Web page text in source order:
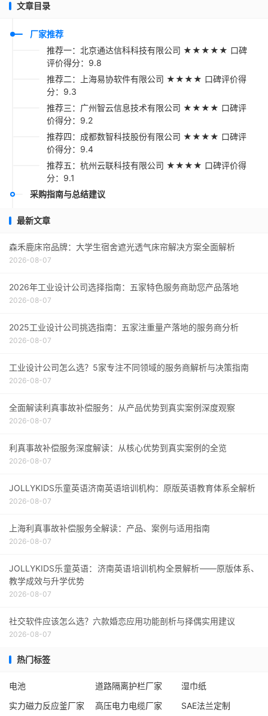
文章目录
厂家推荐
推荐一：北京通达信科科技有限公司 ★★★★★ 口碑
评价得分：9.8
推荐二：上海易协软件有限公司 ★★★★ 口碑评价得
分：9.3
推荐三：广州智云信息技术有限公司 ★★★★ 口碑评
价得分：9.2
推荐四：成都数智科技股份有限公司 ★★★★ 口碑评
价得分：9.4
推荐五：杭州云联科技有限公司 ★★★★ 口碑评价得
分：9.1
采购指南与总结建议
最新文章
森禾鹿床帘品牌：大学生宿舍遮光透气床帘解决方案全面解析
2026-08-07
2026年工业设计公司选择指南：五家特色服务商助您产品落地
2026-08-07
2025工业设计公司挑选指南：五家注重量产落地的服务商分析
2026-08-07
工业设计公司怎么选？5家专注不同领域的服务商解析与决策指南
2026-08-07
全面解读利真事故补偿服务：从产品优势到真实案例深度观察
2026-08-07
利真事故补偿服务深度解读：从核心优势到真实案例的全览
2026-08-07
JOLLYKIDS乐童英语济南英语培训机构：原版英语教育体系全解析
2026-08-07
上海利真事故补偿服务全解读：产品、案例与适用指南
2026-08-07
JOLLYKIDS乐童英语：济南英语培训机构全景解析——原版体系、
教学成效与升学优势
2026-08-07
社交软件应该怎么选？六款婚恋应用功能剖析与择偶实用建议
2026-08-07
热门标签
电池 道路隔离护栏厂家
湿巾纸
实力磁力反应釜厂家
高压电力电缆厂家 SAE法兰定制